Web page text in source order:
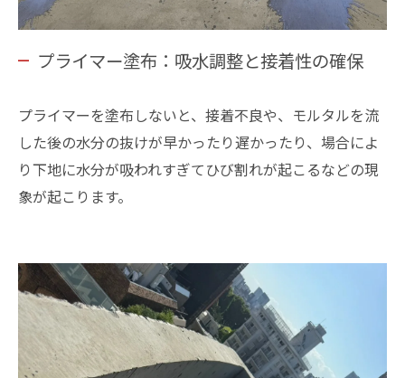
プライマー塗布：吸水調整と接着性の確保
プライマーを塗布しないと、接着不良や、モルタルを流
した後の水分の抜けが早かったり遅かったり、場合によ
り下地に水分が吸われすぎてひび割れが起こるなどの現
象が起こります。